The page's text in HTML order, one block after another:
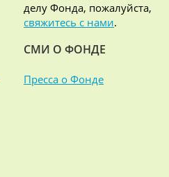
делу Фонда, пожалуйста,
свяжитесь с нами.
СМИ О ФОНДЕ
Пресса о Фонде